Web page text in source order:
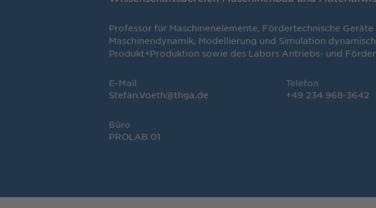
Professor für Maschinenelemente, Fördertechnische
Maschinendynamik, Modellierung und Simulation
Produkt+Produktion sowie des Labors Antriebs- und
E-Mail
Stefan.Voeth@thga.de
Telefon
+49 234 968-3642
Büro
PROLAB 01